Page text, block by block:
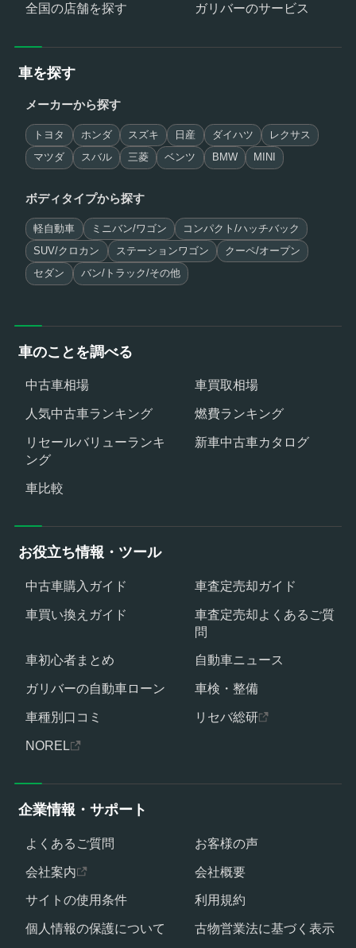
全国の店舗を探す
ガリバーのサービス
車を探す
メーカーから探す
トヨタ ホンダ スズキ 日産 ダイハツ レクサス
マツダ スバル 三菱 ベンツ BMW MINI
ボディタイプから探す
軽自動車 ミニバン/ワゴン コンパクト/ハッチバック
SUV/クロカン ステーションワゴン クーペ/オープン
セダン バン/トラック/その他
車のことを調べる
中古車相場
車買取相場
人気中古車ランキング
燃費ランキング
リセールバリューランキ
ング
新車中古車カタログ
車比較
お役立ち情報・ツール
中古車購入ガイド
車査定売却ガイド
車買い換えガイド
車査定売却よくあるご質
問
車初心者まとめ
自動車ニュース
ガリバーの自動車ローン
車検・整備
車種別口コミ
リセバ総研
NOREL
企業情報・サポート
よくあるご質問
お客様の声
会社案内
会社概要
サイトの使用条件
利用規約
個人情報の保護について
古物営業法に基づく表示